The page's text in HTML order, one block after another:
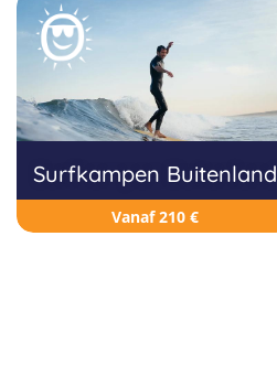
Surfkampen Buitenland
Vanaf 210 €